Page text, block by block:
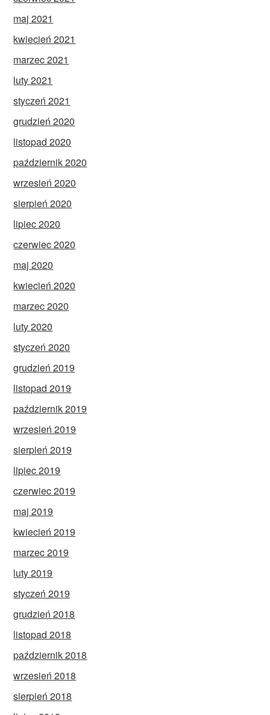
maj 2021
kwiecień 2021
marzec 2021
luty 2021
styczeń 2021
grudzień 2020
listopad 2020
październik 2020
wrzesień 2020
sierpień 2020
lipiec 2020
czerwiec 2020
maj 2020
kwiecień 2020
marzec 2020
luty 2020
styczeń 2020
grudzień 2019
listopad 2019
październik 2019
wrzesień 2019
sierpień 2019
lipiec 2019
czerwiec 2019
maj 2019
kwiecień 2019
marzec 2019
luty 2019
styczeń 2019
grudzień 2018
listopad 2018
październik 2018
wrzesień 2018
sierpień 2018